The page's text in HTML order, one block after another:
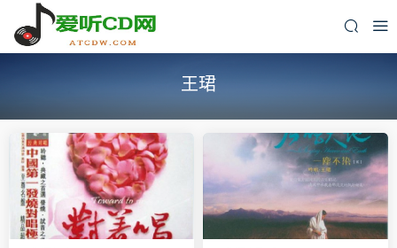
王珺